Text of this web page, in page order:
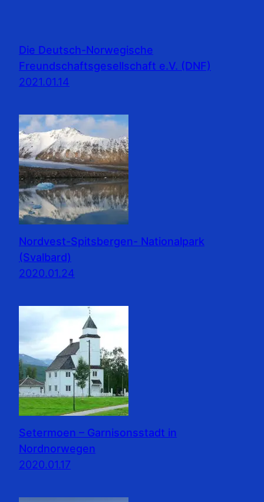
Die Deutsch-Norwegische
Freundschaftsgesellschaft e.V. (DNF)
2021.01.14
Nordvest-Spitsbergen- Nationalpark
(Svalbard)
2020.01.24
Setermoen – Garnisonsstadt in
Nordnorwegen
2020.01.17